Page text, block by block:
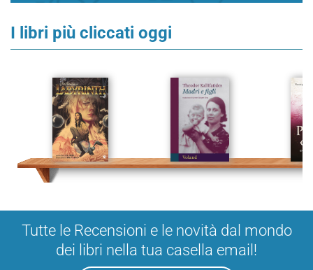
I libri più cliccati oggi
Tutte le Recensioni e le novità dal mondo
dei libri nella tua casella email!